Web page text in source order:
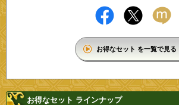
お得なセット を一覧で見る
お得なセット ラインナップ